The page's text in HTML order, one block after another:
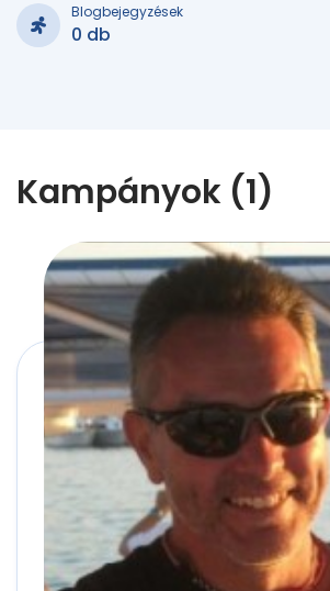
Blogbejegyzések
0 db
Kampányok (1)